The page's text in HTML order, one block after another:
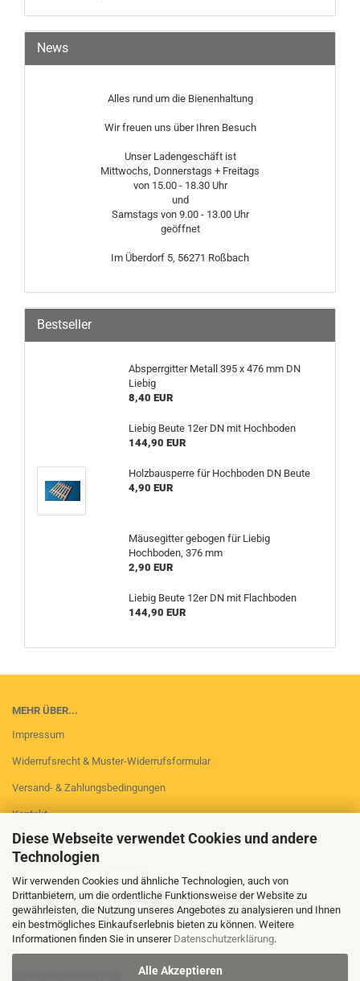
Diese Webseite verwendet Cookies und andere
Technologien
Wir verwenden Cookies und ähnliche Technologien, auch von
Drittanbietern, um die ordentliche Funktionsweise der Website zu
gewährleisten, die Nutzung unseres Angebotes zu analysieren und Ihnen
ein bestmögliches Einkaufserlebnis bieten zu können. Weitere
Informationen finden Sie in unserer Datenschutzerklärung.
Alle Akzeptieren
News
Alles rund um die Bienenhaltung
Wir freuen uns über Ihren Besuch
Unser Ladengeschäft ist
Mittwochs, Donnerstags + Freitags
von 15.00 - 18.30 Uhr
und
Samstags von 9.00 - 13.00 Uhr
geöffnet
Im Überdorf 5, 56271 Roßbach
Bestseller
Absperrgitter Metall 395 x 476 mm DN
Liebig
8,40 EUR
Liebig Beute 12er DN mit Hochboden
144,90 EUR
Holzbausperre für Hochboden DN Beute
4,90 EUR
Mäusegitter gebogen für Liebig
Hochboden, 376 mm
2,90 EUR
Liebig Beute 12er DN mit Flachboden
144,90 EUR
MEHR ÜBER...
Impressum
Widerrufsrecht & Muster-Widerrufsformular
Versand- & Zahlungsbedingungen
Kontakt
AGB
Privatsphäre und Datenschutz
Callback Service
Cookie Einstellungen